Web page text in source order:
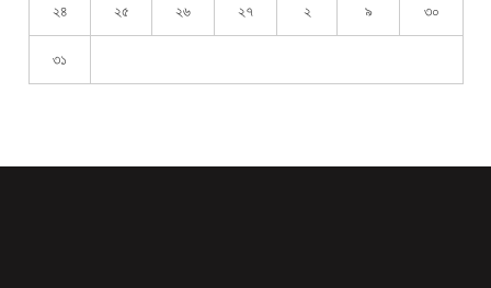
২৪ ২৫ ২৬ ২৭ ২ ৯ ৩০
৩১